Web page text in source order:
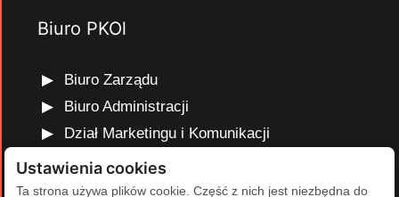
Biuro PKOl
Biuro Zarządu
Biuro Administracji
Dział Marketingu i Komunikacji
Dział Edukacji Olimpijskiej
Dział Finansów i Kadr
Ustawienia cookies
Ta strona używa plików cookie. Część z nich jest niezbędna do